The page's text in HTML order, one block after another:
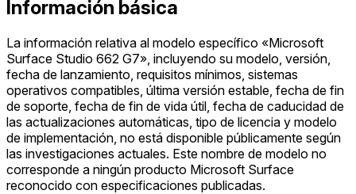
Información básica
La información relativa al modelo específico «Microsoft
Surface Studio 662 G7», incluyendo su modelo, versión,
fecha de lanzamiento, requisitos mínimos, sistemas
operativos compatibles, última versión estable, fecha de fin
de soporte, fecha de fin de vida útil, fecha de caducidad de
las actualizaciones automáticas, tipo de licencia y modelo
de implementación, no está disponible públicamente según
las investigaciones actuales. Este nombre de modelo no
corresponde a ningún producto Microsoft Surface
reconocido con especificaciones publicadas.